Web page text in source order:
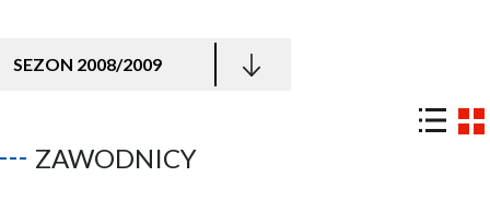
SEZON 2008/2009
ZAWODNICY